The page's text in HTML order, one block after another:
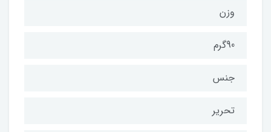
وزن
90گرم
جنس
تحریر